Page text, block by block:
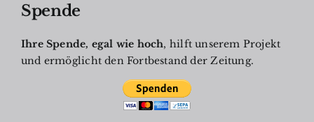
Spende
Ihre Spende, egal wie hoch, hilft unserem Projekt
und ermöglicht den Fortbestand der Zeitung.